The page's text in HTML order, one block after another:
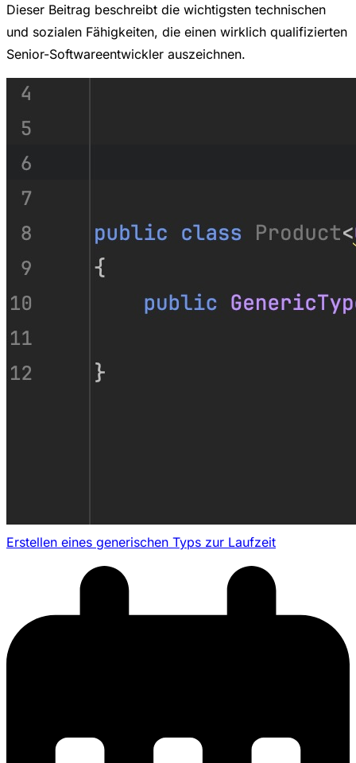
Dieser Beitrag beschreibt die wichtigsten technischen
und sozialen Fähigkeiten, die einen wirklich qualifizierten
Senior-Softwareentwickler auszeichnen.
Erstellen eines generischen Typs zur Laufzeit